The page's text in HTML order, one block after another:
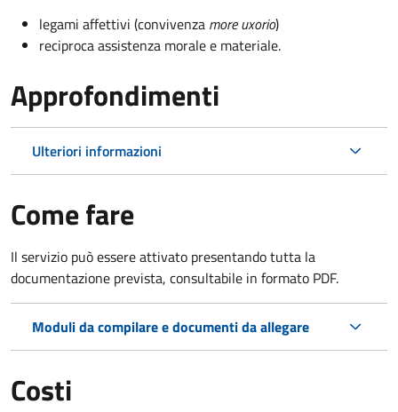
legami affettivi (convivenza more uxorio)
reciproca assistenza morale e materiale.
Approfondimenti
Ulteriori informazioni
Come fare
Il servizio può essere attivato presentando tutta la
documentazione prevista, consultabile in formato PDF.
Moduli da compilare e documenti da allegare
Costi